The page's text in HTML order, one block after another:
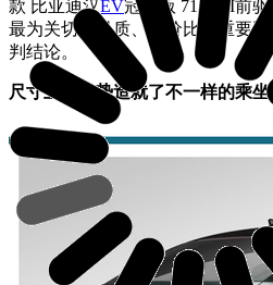
款 比亚迪汉EV冠军版 715KM前
最为关切的品质、性价比等重要
判结论。
尺寸上的优势造就了不一样的乘